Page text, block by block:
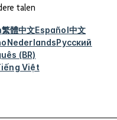
talen
繁體中文Español中文
NederlandsРусский
(BR)
Việt